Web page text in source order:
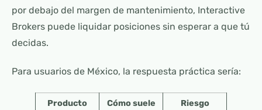
por debajo del margen de mantenimiento, Interactive
Brokers puede liquidar posiciones sin esperar a que tú
decidas.
Para usuarios de México, la respuesta práctica sería:
Producto
Cómo suele
Riesgo